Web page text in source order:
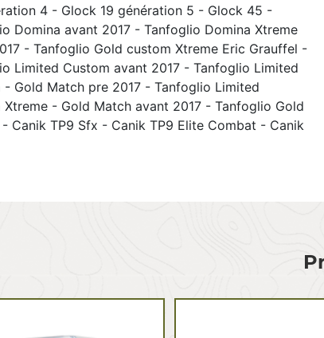
4 - Glock 19 génération 5 - Glock 45 -
Domina avant 2017 - Tanfoglio Domina Xtreme
- Tanfoglio Gold custom Xtreme Eric Grauffel -
Limited Custom avant 2017 - Tanfoglio Limited
- Gold Match pre 2017 - Tanfoglio Limited
Xtreme - Gold Match avant 2017 - Tanfoglio Gold
Canik TP9 Sfx - Canik TP9 Elite Combat - Canik